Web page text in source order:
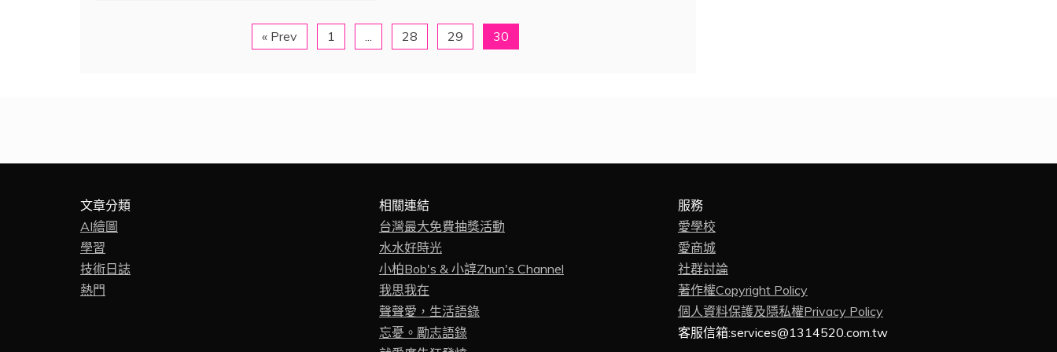
« Prev 1 28 29 30
文章分類
AI繪圖
學習
技術日誌
熱門
相關連結
台灣最大免費抽獎活動
水水好時光
小柏Bob's & 小諄Zhun's Channel
我思我在
聲聲愛，生活語錄
忘憂。勵志語錄
服務
愛學校
愛商城
社群討論
著作權Copyright Policy
個人資料保護及隱私權Privacy Policy
客服信箱:services@1314520.com.tw